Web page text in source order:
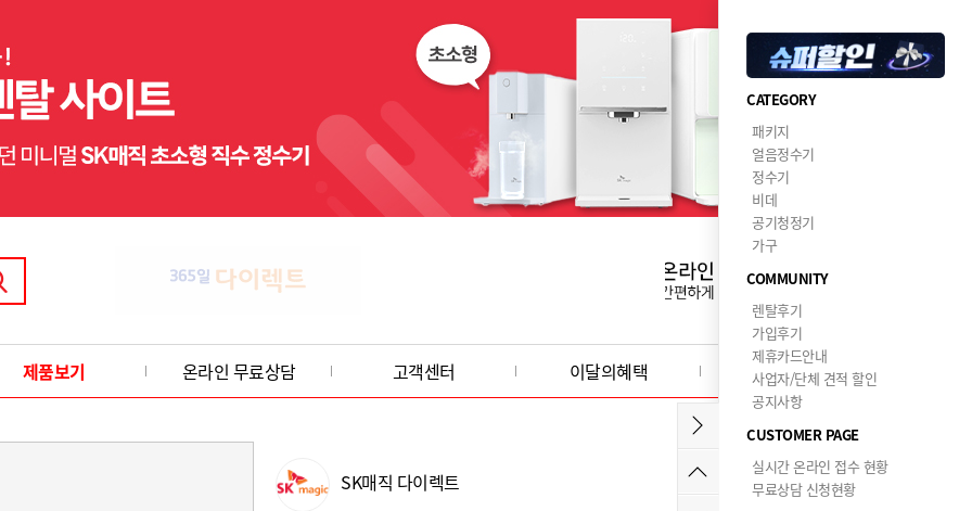
제품보기 온라인 무료상담 고객센터 이달의혜택
SK매직 다이렉트
CATEGORY
패키지
얼음정수기
정수기
비데
공기청정기
가구
COMMUNITY
렌탈후기
가입후기
제휴카드안내
사업자/단체 견적 할인
공지사항
CUSTOMER PAGE
실시간 온라인 접수 현황
무료상담 신청현황